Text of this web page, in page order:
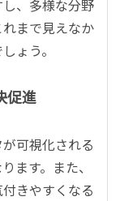
、多様な分野
まで見えなか
ょう。
促進
可視化される
ます。また、
きやすくなる